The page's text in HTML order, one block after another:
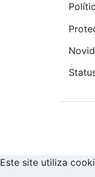
Este site utiliza